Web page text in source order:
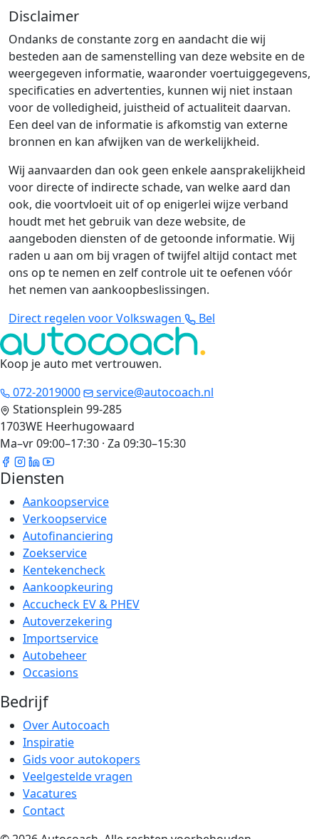
Disclaimer
Ondanks de constante zorg en aandacht die wij
besteden aan de samenstelling van deze website en de
weergegeven informatie, waaronder voertuiggegevens,
specificaties en advertenties, kunnen wij niet instaan
voor de volledigheid, juistheid of actualiteit daarvan.
Een deel van de informatie is afkomstig van externe
bronnen en kan afwijken van de werkelijkheid.
Wij aanvaarden dan ook geen enkele aansprakelijkheid
voor directe of indirecte schade, van welke aard dan
ook, die voortvloeit uit of op enigerlei wijze verband
houdt met het gebruik van deze website, de
aangeboden diensten of de getoonde informatie. Wij
raden u aan om bij vragen of twijfel altijd contact met
ons op te nemen en zelf controle uit te oefenen vóór
het nemen van aankoopbeslissingen.
Direct regelen voor Volkswagen
Bel
Koop je auto met vertrouwen.
072-2019000
service@autocoach.nl
Stationsplein 99-285
1703WE Heerhugowaard
Ma–vr 09:00–17:30 · Za 09:30–15:30
Diensten
Aankoopservice
Verkoopservice
Autofinanciering
Zoekservice
Kentekencheck
Aankoopkeuring
Accucheck EV & PHEV
Autoverzekering
Importservice
Autobeheer
Occasions
Bedrijf
Over Autocoach
Inspiratie
Gids voor autokopers
Veelgestelde vragen
Vacatures
Contact